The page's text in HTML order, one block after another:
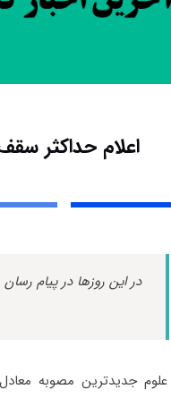
اعلام حداکثر
در این روزها در پیام رسان